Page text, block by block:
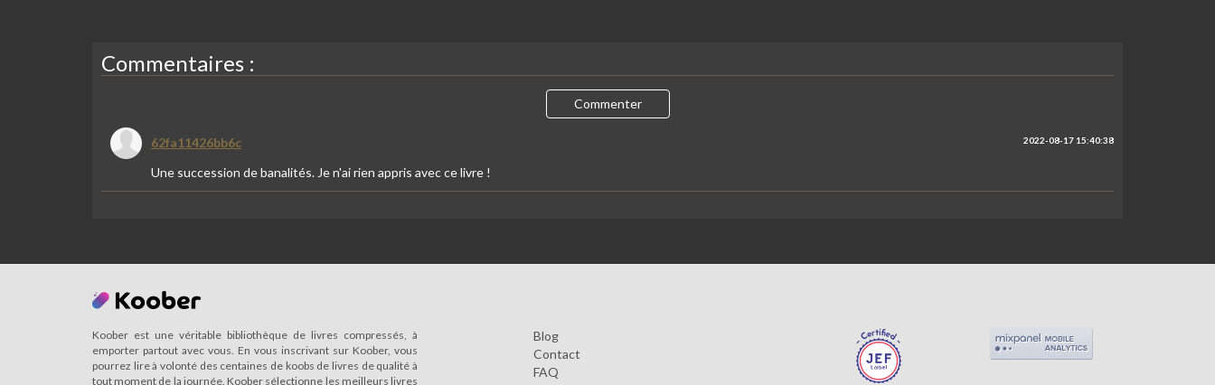
Commentaires :
Commenter
62fa11426bb6c 2022-08-17 15:40:38
Une succession de banalités. Je n'ai rien appris avec ce livre !
Koober est une véritable bibliothèque de livres compressés, à
emporter partout avec vous. En vous inscrivant sur Koober, vous
pourrez lire à volonté des centaines de koobs de livres de qualité à
tout moment de la journée. Koober sélectionne les meilleurs livres
Blog
Contact
FAQ